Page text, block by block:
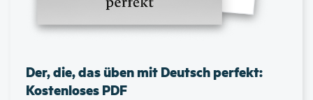
Der, die, das üben mit Deutsch perfekt:
Kostenloses PDF